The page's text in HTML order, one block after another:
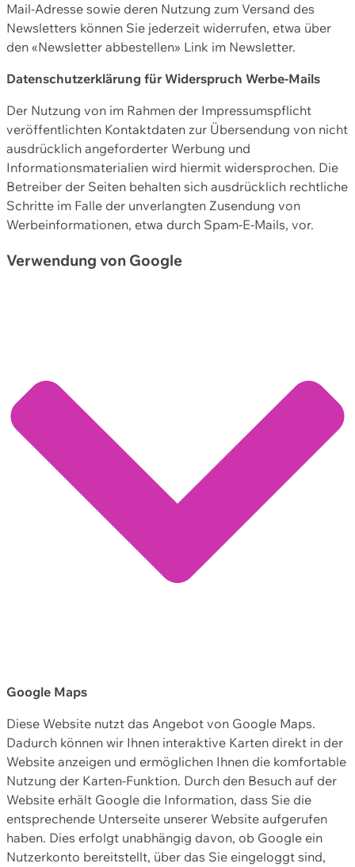
Mail-Adresse sowie deren Nutzung zum Versand des
Newsletters können Sie jederzeit widerrufen, etwa über
den «Newsletter abbestellen» Link im Newsletter.
Datenschutzerklärung für Widerspruch Werbe-Mails
Der Nutzung von im Rahmen der Impressumspflicht
veröffentlichten Kontaktdaten zur Übersendung von nicht
ausdrücklich angeforderter Werbung und
Informationsmaterialien wird hiermit widersprochen. Die
Betreiber der Seiten behalten sich ausdrücklich rechtliche
Schritte im Falle der unverlangten Zusendung von
Werbeinformationen, etwa durch Spam-E-Mails, vor.
Verwendung von Google
Google Maps
Diese Website nutzt das Angebot von Google Maps.
Dadurch können wir Ihnen interaktive Karten direkt in der
Website anzeigen und ermöglichen Ihnen die komfortable
Nutzung der Karten-Funktion. Durch den Besuch auf der
Website erhält Google die Information, dass Sie die
entsprechende Unterseite unserer Website aufgerufen
haben. Dies erfolgt unabhängig davon, ob Google ein
Nutzerkonto bereitstellt, über das Sie eingeloggt sind,